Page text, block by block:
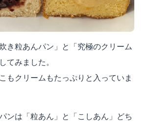
き粒あんパン」と「究極のクリーム
てみました。
もクリームもたっぷりと入っていま
ンは「粒あん」と「こしあん」どち